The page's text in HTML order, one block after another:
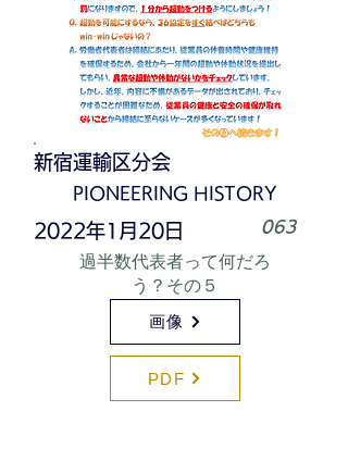
新宿運輸区分会
PIONEERING HISTORY
2022年1月20日 063
過半数代表者って何だろ
う？その５
画像
PDF